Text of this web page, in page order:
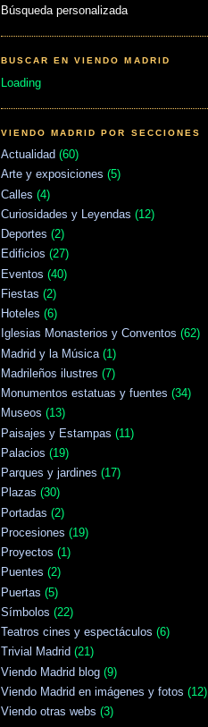
Búsqueda personalizada
BUSCAR EN VIENDO MADRID
Loading
VIENDO MADRID POR SECCIONES
Actualidad (60)
Arte y exposiciones (5)
Calles (4)
Curiosidades y Leyendas (12)
Deportes (2)
Edificios (27)
Eventos (40)
Fiestas (2)
Hoteles (6)
Iglesias Monasterios y Conventos (62)
Madrid y la Música (1)
Madrileños ilustres (7)
Monumentos estatuas y fuentes (34)
Museos (13)
Paisajes y Estampas (11)
Palacios (19)
Parques y jardines (17)
Plazas (30)
Portadas (2)
Procesiones (19)
Proyectos (1)
Puentes (2)
Puertas (5)
Símbolos (22)
Teatros cines y espectáculos (6)
Trivial Madrid (21)
Viendo Madrid blog (9)
Viendo Madrid en imágenes y fotos (12)
Viendo otras webs (3)